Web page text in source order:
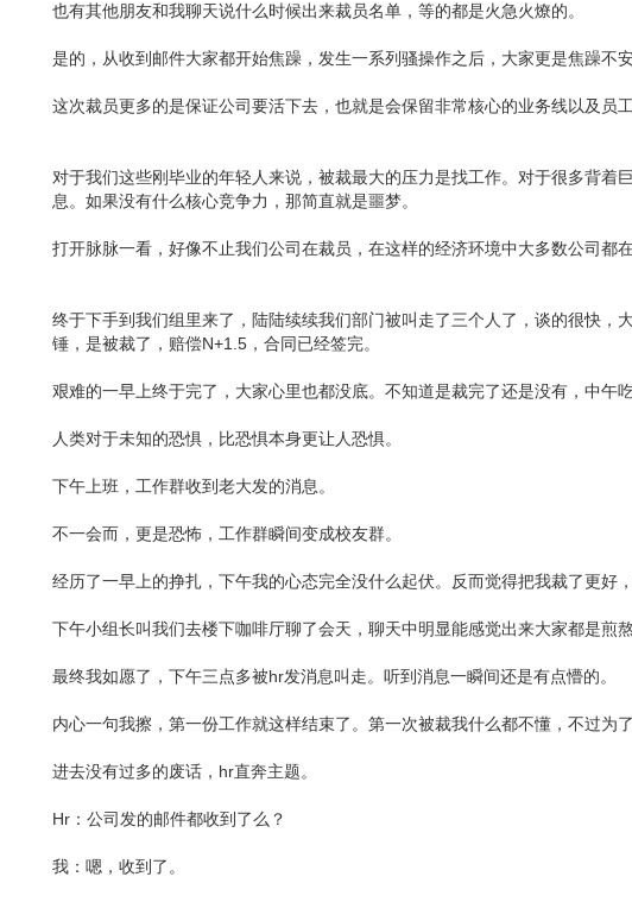
也有其他朋友和我聊天说什么时候出来裁员名单，等的都是火急火燎的。
是的，从收到邮件大家都开始焦躁，发生一系列骚操作之后，大家更是焦躁不安
这次裁员更多的是保证公司要活下去，也就是会保留非常核心的业务线以及
对于我们这些刚毕业的年轻人来说，被裁最大的压力是找工作。对于很多背
息。如果没有什么核心竞争力，那简直就是噩梦。
打开脉脉一看，好像不止我们公司在裁员，在这样的经济环境中大多数公司都
终于下手到我们组里来了，陆陆续续我们部门被叫走了三个人了，谈的很快
锤，是被裁了，赔偿N+1.5，合同已经签完。
艰难的一早上终于完了，大家心里也都没底。不知道是裁完了还是没有，中午
人类对于未知的恐惧，比恐惧本身更让人恐惧。
下午上班，工作群收到老大发的消息。
不一会而，更是恐怖，工作群瞬间变成校友群。
经历了一早上的挣扎，下午我的心态完全没什么起伏。反而觉得把我裁了更好
下午小组长叫我们去楼下咖啡厅聊了会天，聊天中明显能感觉出来大家都是煎熬
最终我如愿了，下午三点多被hr发消息叫走。听到消息一瞬间还是有点懵的。
内心一句我擦，第一份工作就这样结束了。第一次被裁我什么都不懂，不过为
进去没有过多的废话，hr直奔主题。
Hr：公司发的邮件都收到了么？
我：嗯，收到了。